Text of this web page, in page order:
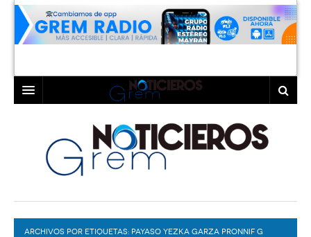
LAGUNA
TORREÓN
GÓMEZ PALACIO
LERDO
COAHUILA
DURANGO
DEPORTES
ARCHIVOS POR ETIQUETAS: PAYASO YEZKA GARZA PRONNIF G